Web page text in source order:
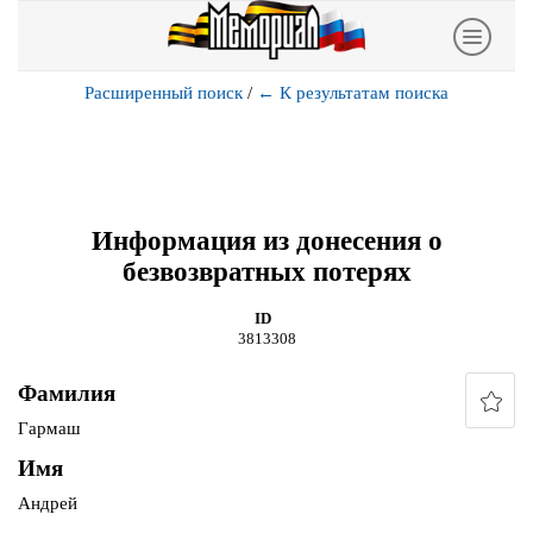
Расширенный поиск / ← К результатам поиска
Информация из донесения о
безвозвратных потерях
ID
3813308
Фамилия
Гармаш
Имя
Андрей